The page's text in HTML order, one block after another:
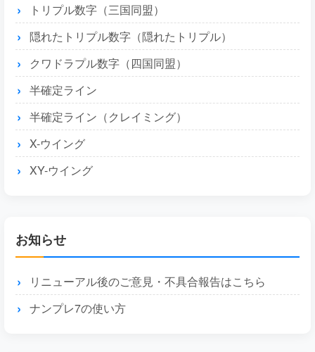
トリプル数字（三国同盟）
隠れたトリプル数字（隠れたトリプル）
クワドラプル数字（四国同盟）
半確定ライン
半確定ライン（クレイミング）
X-ウイング
XY-ウイング
お知らせ
リニューアル後のご意見・不具合報告はこちら
ナンプレ7の使い方